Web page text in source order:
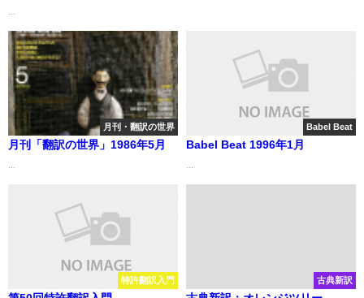
月刊・翻訳の世界
月刊「翻訳の世界」1986年5月
Babel Beat
Babel Beat 1996年1月
特許翻訳入門 古典新訳